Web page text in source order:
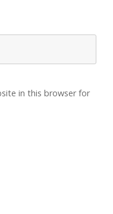
in this browser for